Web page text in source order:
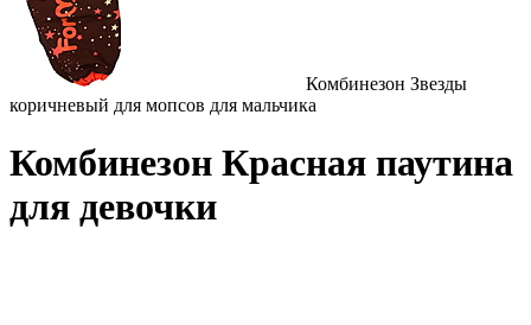
Комбинезон Звезды
коричневый для мопсов для мальчика
Комбинезон Красная паутина
для девочки